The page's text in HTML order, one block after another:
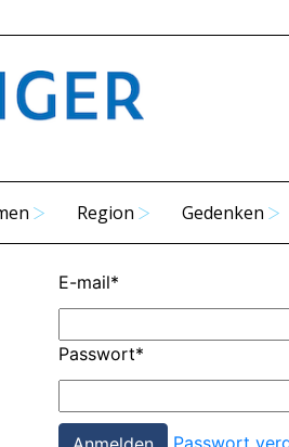
Region Gedenken
E-mail*
Passwort*
Passwort